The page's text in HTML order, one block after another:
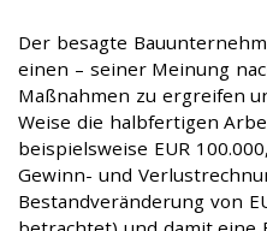
Der besagte
einen – seiner Meinung
Maßnahmen zu ergreifen
Weise die halbfertigen
beispielsweise EUR
Gewinn- und
Bestandveränderung von